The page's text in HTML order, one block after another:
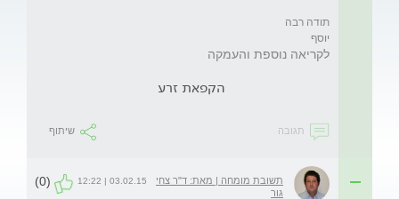
יוסף
לקריאה נוספת והעמקה
הקפאת זרע
תגובה שיתוף
תשובת מומחה | מאת: ד"ר צחי
גור
03.02.15 | 12:22
(0)